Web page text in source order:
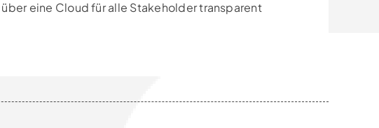
eine Cloud für alle Stakeholder transparent